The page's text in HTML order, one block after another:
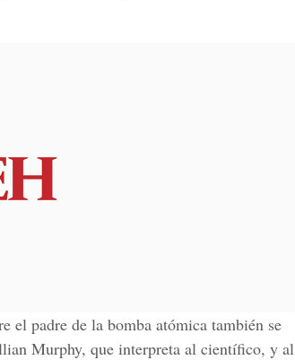
el padre de la bomba atómica también se
Murphy, que interpreta al científico, y al